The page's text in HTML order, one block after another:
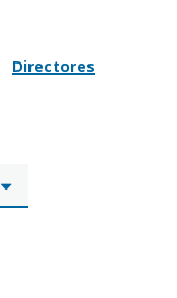
Directores